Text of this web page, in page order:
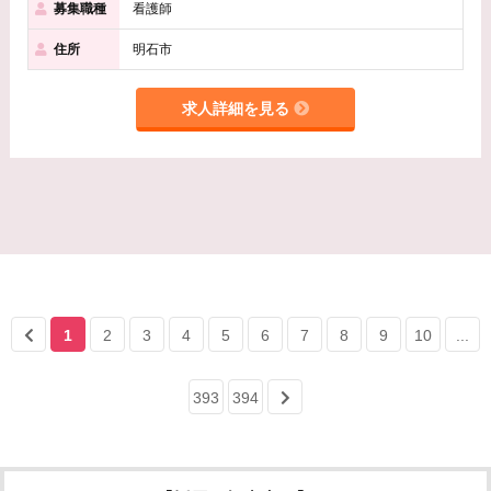
募集職種 看護師
住所 明石市
求人詳細を見る
1 2 3 4 5 6 7 8 9 10 ...
393 394